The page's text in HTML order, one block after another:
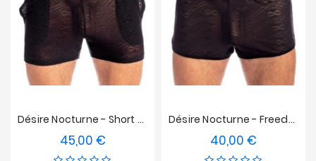
Désire Nocturne - Short Lounge
45,00 €Preis
Désire Nocturne - Freedom Short
40,00 €